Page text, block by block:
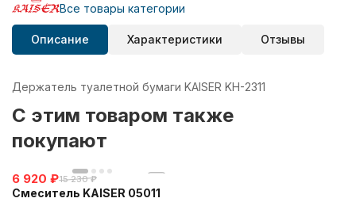
Все товары категории
Описание Характеристики Отзывы
Держатель туалетной бумаги KAISER KH-2311
C этим товаром также
покупают
6 920 ₽15 230 ₽
Смеситель KAISER 05011